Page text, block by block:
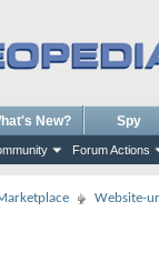
Forum Actions
New? Spy
Website-